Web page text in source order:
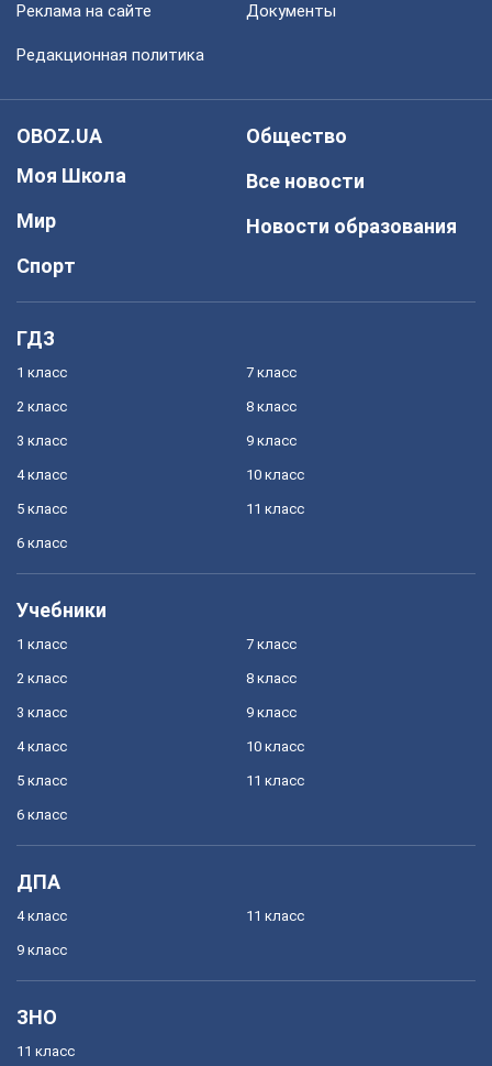
Реклама на сайте Документы
Редакционная политика
OBOZ.UA
Моя Школа
Мир
Спорт
Общество
Все новости
Новости образования
ГДЗ
1 класс
2 класс
3 класс
4 класс
5 класс
6 класс
7 класс
8 класс
9 класс
10 класс
11 класс
Учебники
1 класс
2 класс
3 класс
4 класс
5 класс
6 класс
7 класс
8 класс
9 класс
10 класс
11 класс
ДПА
4 класс
9 класс
11 класс
ЗНО
11 класс